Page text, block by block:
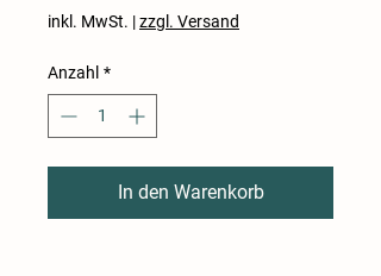
27,50 €
Kilogramm
inkl. MwSt. |zzgl. Versand
Anzahl *
In den Warenkorb